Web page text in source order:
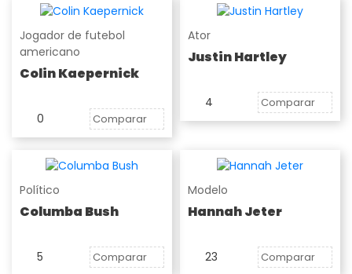
Jogador de futebol
americano
Colin Kaepernick
0 Comparar
Ator
Justin Hartley
4 Comparar
Político
Columba Bush
5 Comparar
Modelo
Hannah Jeter
23 Comparar